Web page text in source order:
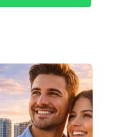
de
y 3 años,